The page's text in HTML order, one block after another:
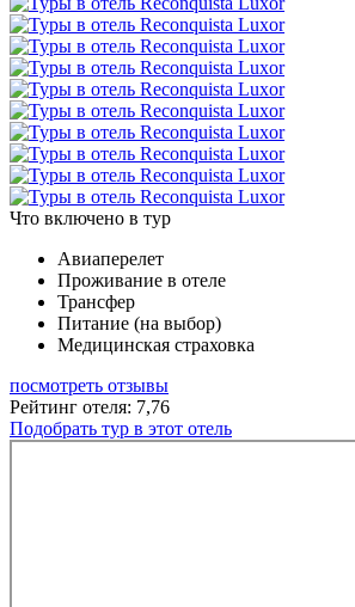
Что включено в тур
Авиаперелет
Проживание в отеле
Трансфер
Питание (на выбор)
Медицинская страховка
посмотреть отзывы
Рейтинг отеля: 7,76
Подобрать тур в этот отель